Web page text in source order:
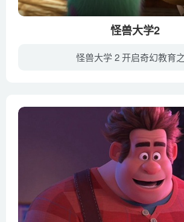
怪兽大学2
怪兽大学 2 开启奇幻教育